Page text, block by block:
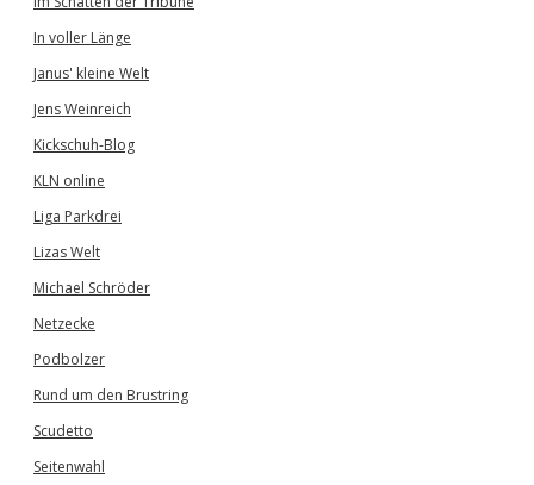
In voller Länge
Janus' kleine Welt
Jens Weinreich
Kickschuh-Blog
KLN online
Liga Parkdrei
Lizas Welt
Michael Schröder
Netzecke
Podbolzer
Rund um den Brustring
Scudetto
Seitenwahl